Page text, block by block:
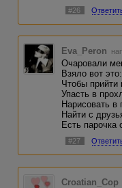
#26
Eva_Peron
Очаровали
Взяло вот это:
Чтобы прийти
Упасть в
Нарисовать в
Найти с
Есть парочка
#27
Croatian_Cop